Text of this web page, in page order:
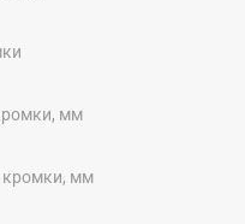
мм
мм